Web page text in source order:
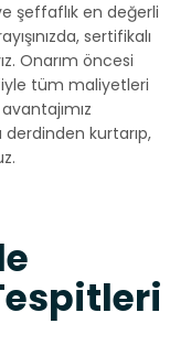
şeffaflık en değerli
sertifikalı
Onarım öncesi
tüm maliyetleri
avantajımız
derdinden kurtarıp,